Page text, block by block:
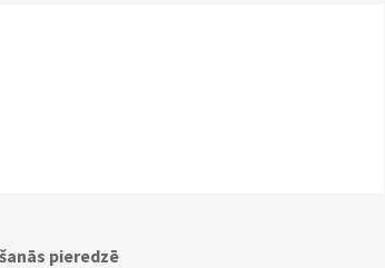
pieredzē